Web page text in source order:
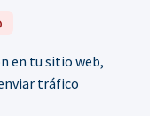
en tu sitio web,
tráfico